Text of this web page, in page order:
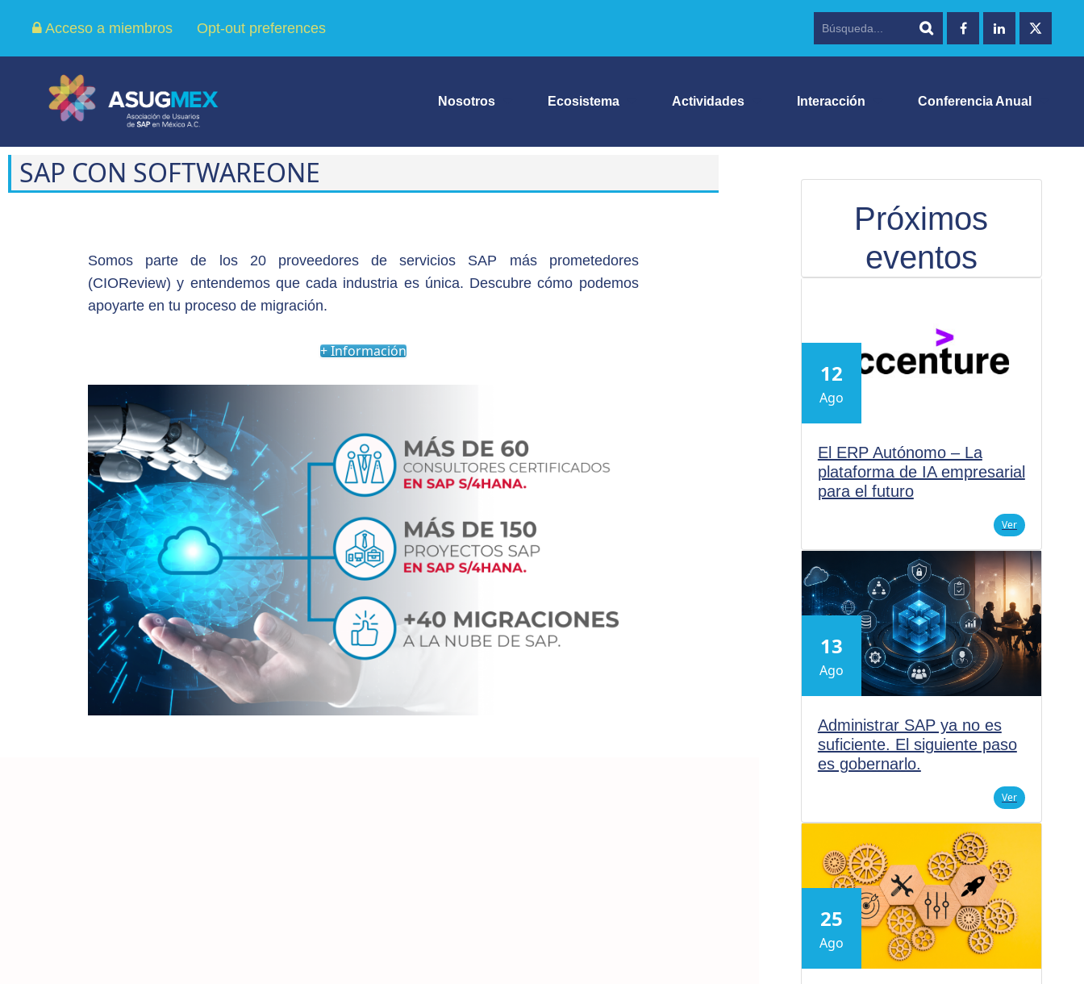
Acceso a miembros Opt-out preferences
Nosotros Ecosistema Actividades Interacción Conferencia Anual
SAP CON SOFTWAREONE
Somos parte de los 20 proveedores de servicios SAP más prometedores
(CIOReview) y entendemos que cada industria es única. Descubre cómo podemos
apoyarte en tu proceso de migración.
+ Información
Próximos
eventos
12
Ago
El ERP Autónomo – La
plataforma de IA empresarial
para el futuro
Ver
13
Ago
Administrar SAP ya no es
suficiente. El siguiente paso
es gobernarlo.
Ver
25
Ago